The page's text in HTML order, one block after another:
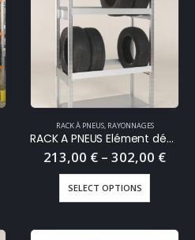
RACK À PNEUS, RAYONNAGES
RACK A PNEUS Elément départ
213,00 € – 302,00 €
SELECT OPTIONS